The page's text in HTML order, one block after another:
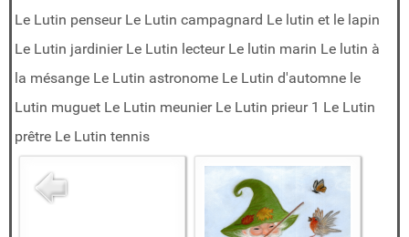
Le Lutin penseur Le Lutin campagnard Le lutin et le lapin
Le Lutin jardinier Le Lutin lecteur Le lutin marin Le lutin à
la mésange Le Lutin astronome Le Lutin d'automne le
Lutin muguet Le Lutin meunier Le Lutin prieur 1 Le Lutin
prêtre Le Lutin tennis